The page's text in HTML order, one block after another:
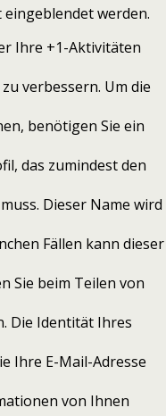
werden.
Ihre +1-Aktivitäten
verbessern. Um die
benötigen Sie ein
das zumindest den
Dieser Name wird
Fällen kann dieser
Sie beim Teilen von
Die Identität Ihres
Ihre E-Mail-Adresse
von Ihnen